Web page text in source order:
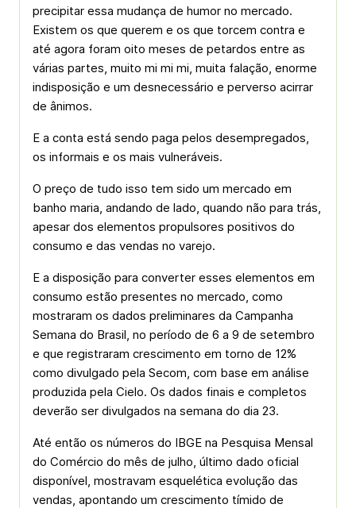
precipitar essa mudança de humor no mercado.
Existem os que querem e os que torcem contra e
até agora foram oito meses de petardos entre as
várias partes, muito mi mi mi, muita falação, enorme
indisposição e um desnecessário e perverso acirrar
de ânimos.
E a conta está sendo paga pelos desempregados,
os informais e os mais vulneráveis.
O preço de tudo isso tem sido um mercado em
banho maria, andando de lado, quando não para trás,
apesar dos elementos propulsores positivos do
consumo e das vendas no varejo.
E a disposição para converter esses elementos em
consumo estão presentes no mercado, como
mostraram os dados preliminares da Campanha
Semana do Brasil, no período de 6 a 9 de setembro
e que registraram crescimento em torno de 12%
como divulgado pela Secom, com base em análise
produzida pela Cielo. Os dados finais e completos
deverão ser divulgados na semana do dia 23.
Até então os números do IBGE na Pesquisa Mensal
do Comércio do mês de julho, último dado oficial
disponível, mostravam esquelética evolução das
vendas, apontando um crescimento tímido de